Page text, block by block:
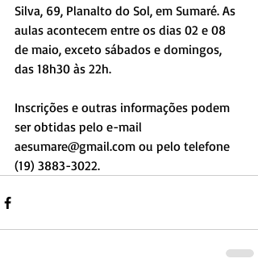
Silva, 69, Planalto do Sol, em Sumaré. As
aulas acontecem entre os dias 02 e 08
de maio, exceto sábados e domingos,
das 18h30 às 22h.
Inscrições e outras informações podem
ser obtidas pelo e-mail
aesumare@gmail.com ou pelo telefone
(19) 3883-3022.